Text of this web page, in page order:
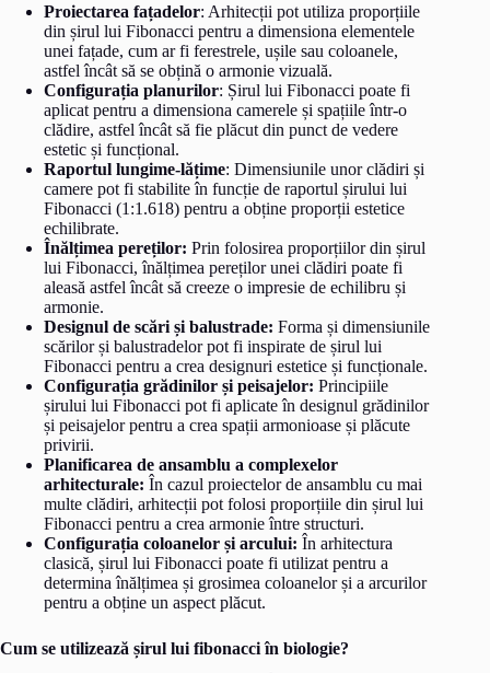
Proiectarea fațadelor: Arhitecții pot utiliza proporțiile
din șirul lui Fibonacci pentru a dimensiona elementele
unei fațade, cum ar fi ferestrele, ușile sau coloanele,
astfel încât să se obțină o armonie vizuală.
Configurația planurilor: Șirul lui Fibonacci poate fi
aplicat pentru a dimensiona camerele și spațiile într-o
clădire, astfel încât să fie plăcut din punct de vedere
estetic și funcțional.
Raportul lungime-lățime: Dimensiunile unor clădiri și
camere pot fi stabilite în funcție de raportul șirului lui
Fibonacci (1:1.618) pentru a obține proporții estetice
echilibrate.
Înălțimea pereților: Prin folosirea proporțiilor din șirul
lui Fibonacci, înălțimea pereților unei clădiri poate fi
aleasă astfel încât să creeze o impresie de echilibru și
armonie.
Designul de scări și balustrade: Forma și dimensiunile
scărilor și balustradelor pot fi inspirate de șirul lui
Fibonacci pentru a crea designuri estetice și funcționale.
Configurația grădinilor și peisajelor: Principiile
șirului lui Fibonacci pot fi aplicate în designul grădinilor
și peisajelor pentru a crea spații armonioase și plăcute
privirii.
Planificarea de ansamblu a complexelor
arhitecturale: În cazul proiectelor de ansamblu cu mai
multe clădiri, arhitecții pot folosi proporțiile din șirul lui
Fibonacci pentru a crea armonie între structuri.
Configurația coloanelor și arcului: În arhitectura
clasică, șirul lui Fibonacci poate fi utilizat pentru a
determina înălțimea și grosimea coloanelor și a arcurilor
pentru a obține un aspect plăcut.
Cum se utilizează șirul lui fibonacci în biologie?